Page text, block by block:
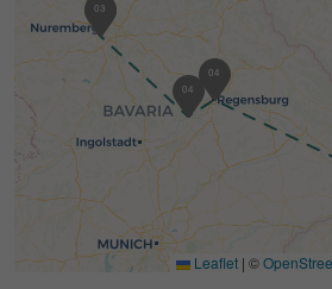
01
03
04
04
Leaflet | ©